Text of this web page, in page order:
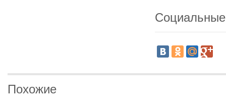
Похожие